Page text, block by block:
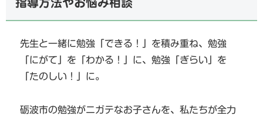
先生と一緒に勉強「できる！」を積み重ね、勉強
「にがて」を「わかる！」に、勉強「ぎらい」を
「たのしい！」に。
砺波市の勉強がニガテなお子さんを、私たちが全力